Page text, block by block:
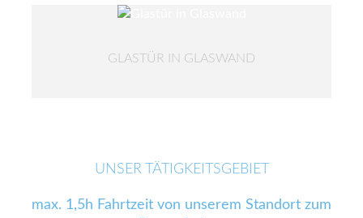
GLASTÜR IN GLASWAND
UNSER TÄTIGKEITSGEBIET
max. 1,5h Fahrtzeit von unserem Standort zum